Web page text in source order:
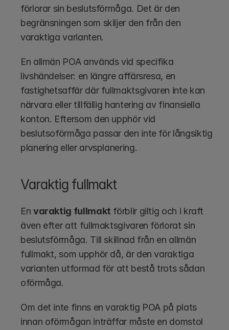
förlorar sin beslutsförmåga. Det är den
begränsningen som skiljer den från den
varaktiga varianten.
En allmän POA används vid specifika
livshändelser: en längre affärsresa, en
fastighetsaffär där fullmaktsgivaren inte kan
närvara eller tillfällig hantering av finansiella
konton. Eftersom den upphör vid
beslutsoförmåga passar den inte för långsiktig
planering eller arvsplanering.
Varaktig fullmakt
En varaktig fullmakt förblir giltig och i kraft
även efter att fullmaktsgivaren förlorat sin
beslutsförmåga. Till skillnad från en allmän
fullmakt, som upphör då, är den varaktiga
varianten utformad för att bestå trots sådan
oförmåga.
Om det inte finns en varaktig POA på plats
innan oförmågan inträffar måste en domstol